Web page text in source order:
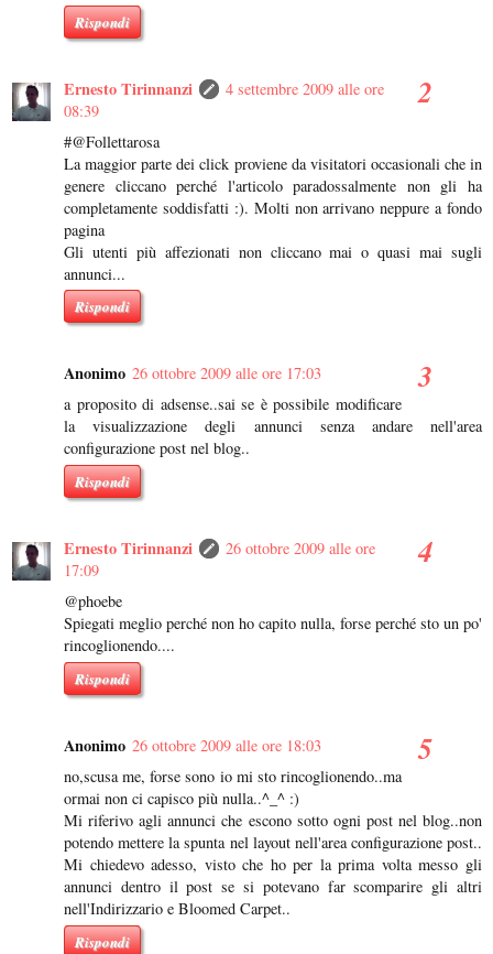
Rispondi
Ernesto Tirinnanzi
4 settembre 2009 alle ore
08:39
#@Follettarosa
La maggior parte dei click proviene da visitatori occasionali che in
genere cliccano perché l'articolo paradossalmente non gli ha
completamente soddisfatti :). Molti non arrivano neppure a fondo
pagina
Gli utenti più affezionati non cliccano mai o quasi mai sugli
annunci...
Rispondi
Anonimo 26 ottobre 2009 alle ore 17:03
a proposito di adsense..sai se è possibile modificare
la visualizzazione degli annunci senza andare nell'area
configurazione post nel blog..
Rispondi
Ernesto Tirinnanzi
26 ottobre 2009 alle ore
17:09
@phoebe
Spiegati meglio perché non ho capito nulla, forse perché sto un po'
rincoglionendo....
Rispondi
Anonimo 26 ottobre 2009 alle ore 18:03
no,scusa me, forse sono io mi sto rincoglionendo..ma
ormai non ci capisco più nulla..^_^ :)
Mi riferivo agli annunci che escono sotto ogni post nel blog..non
potendo mettere la spunta nel layout nell'area configurazione post..
Mi chiedevo adesso, visto che ho per la prima volta messo gli
annunci dentro il post se si potevano far scomparire gli altri
nell'Indirizzario e Bloomed Carpet..
Rispondi